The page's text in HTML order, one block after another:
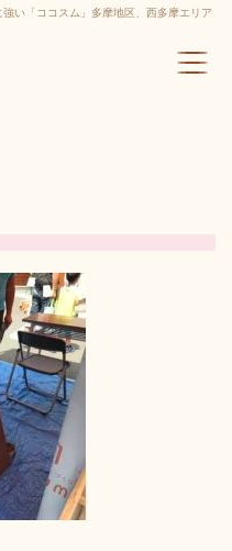
い「ココスム」多摩地区、西多摩エリア